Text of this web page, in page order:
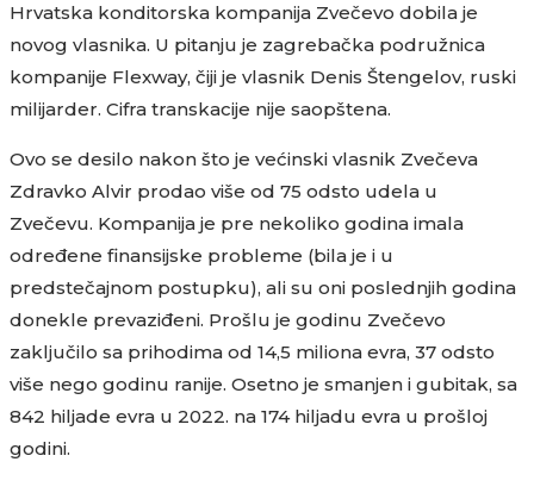
Hrvatska konditorska kompanija Zvečevo dobila je
novog vlasnika. U pitanju je zagrebačka podružnica
kompanije Flexway, čiji je vlasnik Denis Štengelov, ruski
milijarder. Cifra transkacije nije saopštena.
Ovo se desilo nakon što je većinski vlasnik Zvečeva
Zdravko Alvir prodao više od 75 odsto udela u
Zvečevu. Kompanija je pre nekoliko godina imala
određene finansijske probleme (bila je i u
predstečajnom postupku), ali su oni poslednjih godina
donekle prevaziđeni. Prošlu je godinu Zvečevo
zaključilo sa prihodima od 14,5 miliona evra, 37 odsto
više nego godinu ranije. Osetno je smanjen i gubitak, sa
842 hiljade evra u 2022. na 174 hiljadu evra u prošloj
godini.